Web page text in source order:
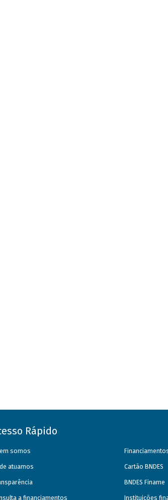
Rápido
somos
atuamos
a financiamentos
Cartão BNDES
BNDES Finame
Instituições